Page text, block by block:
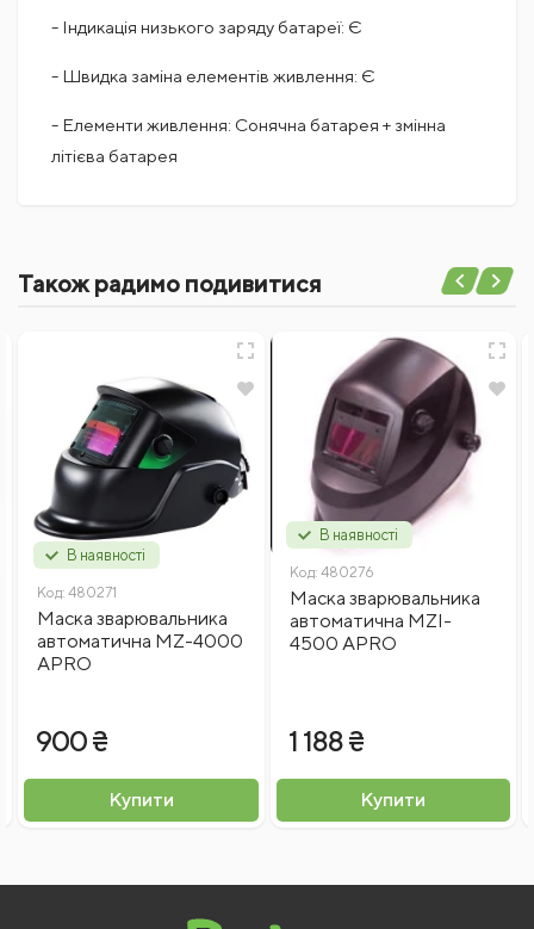
- Індикація низького заряду батареї: Є
- Швидка заміна елементів живлення: Є
- Елементи живлення: Сонячна батарея + змінна
літієва батарея
Написати відгук
Відгуки
Введіть капчу
Відправити відгук
Також радимо подивитися
В наявності
Код: 480271
Маска зварювальника
автоматична MZ-4000
APRO
900 ₴
Купити
В наявності
Код: 480276
Маска зварювальника
автоматична MZI-
4500 APRO
1 188 ₴
Купити